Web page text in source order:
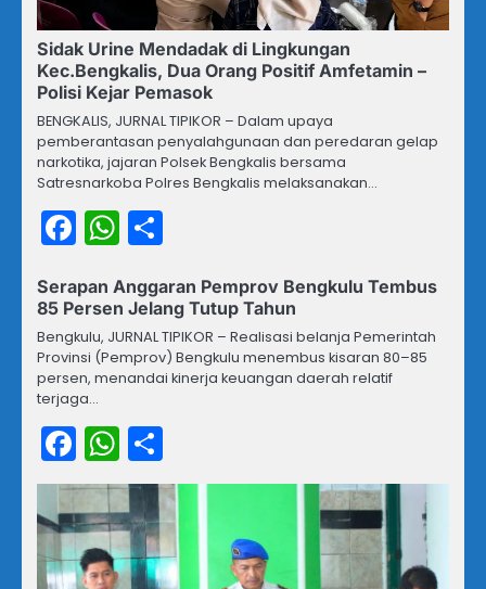
Sidak Urine Mendadak di Lingkungan
Kec.Bengkalis, Dua Orang Positif Amfetamin –
Polisi Kejar Pemasok
BENGKALIS, JURNAL TIPIKOR – Dalam upaya
pemberantasan penyalahgunaan dan peredaran gelap
narkotika, jajaran Polsek Bengkalis bersama
Satresnarkoba Polres Bengkalis melaksanakan…
Facebook
WhatsApp
Serapan Anggaran Pemprov Bengkulu Tembus
85 Persen Jelang Tutup Tahun
Bengkulu, JURNAL TIPIKOR – Realisasi belanja Pemerintah
Provinsi (Pemprov) Bengkulu menembus kisaran 80–85
persen, menandai kinerja keuangan daerah relatif
terjaga…
Facebook
WhatsApp